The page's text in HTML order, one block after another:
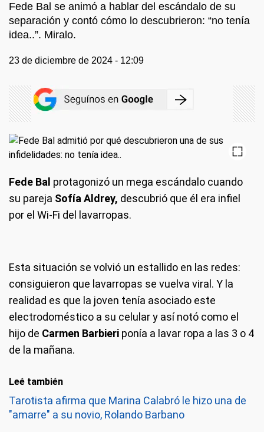
Fede Bal se animó a hablar del escándalo de su
separación y contó cómo lo descubrieron: “no tenía
idea..”. Miralo.
23 de diciembre de 2024 - 12:09
Fede Bal protagonizó un mega escándalo cuando
su pareja Sofía Aldrey, descubrió que él era infiel
por el Wi-Fi del lavarropas.
Esta situación se volvió un estallido en las redes:
consiguieron que lavarropas se vuelva viral. Y la
realidad es que la joven tenía asociado este
electrodoméstico a su celular y así notó como el
hijo de Carmen Barbieri ponía a lavar ropa a las 3 o 4
de la mañana.
Leé también
Tarotista afirma que Marina Calabró le hizo una de
"amarre" a su novio, Rolando Barbano